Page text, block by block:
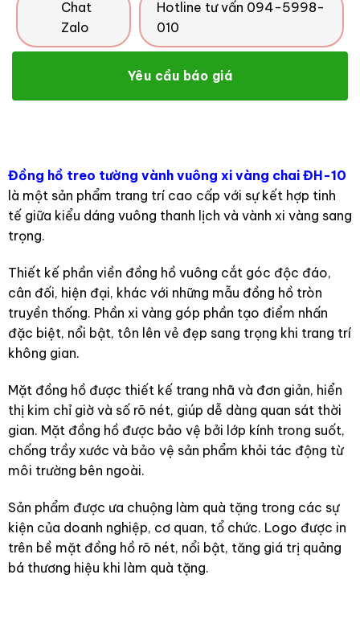
Chat
Zalo
Hotline tư vấn 094-5998-
010
Yêu cầu báo giá
Đồng hồ treo tường vành vuông xi vàng chai ĐH-10
là một sản phẩm trang trí cao cấp với sự kết hợp tinh
tế giữa kiểu dáng vuông thanh lịch và vành xi vàng sang
trọng.
Thiết kế phần viền đồng hồ vuông cắt góc độc đáo,
cân đối, hiện đại, khác với những mẫu đồng hồ tròn
truyền thống. Phần xi vàng góp phần tạo điểm nhấn
đặc biệt, nổi bật, tôn lên vẻ đẹp sang trọng khi trang trí
không gian.
Mặt đồng hồ được thiết kế trang nhã và đơn giản, hiển
thị kim chỉ giờ và số rõ nét, giúp dễ dàng quan sát thời
gian. Mặt đồng hồ được bảo vệ bởi lớp kính trong suốt,
chống trầy xước và bảo vệ sản phẩm khỏi tác động từ
môi trường bên ngoài.
Sản phẩm được ưa chuộng làm quà tặng trong các sự
kiện của doanh nghiệp, cơ quan, tổ chức. Logo được in
trên bề mặt đồng hồ rõ nét, nổi bật, tăng giá trị quảng
bá thương hiệu khi làm quà tặng.